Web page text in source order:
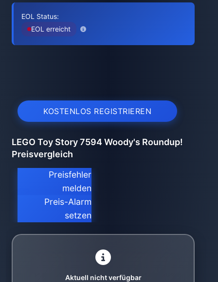
EOL Status:
EOL erreicht
KOSTENLOS REGISTRIEREN
LEGO Toy Story 7594 Woody's Roundup!
Preisvergleich
Preisfehler
melden
Preis-Alarm
setzen
Aktuell nicht verfügbar